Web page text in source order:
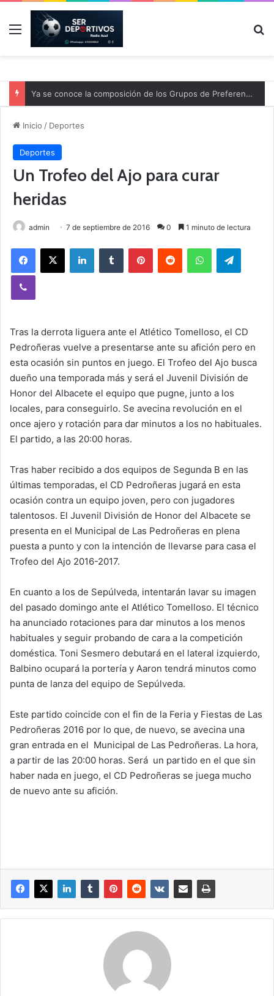
Menú
Ya se conoce la composición de los Grupos de Preferente y el calendario
Inicio / Deportes
Deportes
Un Trofeo del Ajo para curar
heridas
admin 7 de septiembre de 2016 0 1 minuto de lectura
Tras la derrota liguera ante el Atlético Tomelloso, el CD
Pedroñeras vuelve a presentarse ante su afición pero en
esta ocasión sin puntos en juego. El Trofeo del Ajo busca
dueño una temporada más y será el Juvenil División de
Honor del Albacete el equipo que pugne, junto a los
locales, para conseguirlo. Se avecina revolución en el
once ajero y rotación para dar minutos a los no habituales.
El partido, a las 20:00 horas.
Tras haber recibido a dos equipos de Segunda B en las
últimas temporadas, el CD Pedroñeras jugará en esta
ocasión contra un equipo joven, pero con jugadores
talentosos. El Juvenil División de Honor del Albacete se
presenta en el Municipal de Las Pedroñeras en plena
puesta a punto y con la intención de llevarse para casa el
Trofeo del Ajo 2016-2017.
En cuanto a los de Sepúlveda, intentarán lavar su imagen
del pasado domingo ante el Atlético Tomelloso. El técnico
ha anunciado rotaciones para dar minutos a los menos
habituales y seguir probando de cara a la competición
doméstica. Toni Sesmero debutará en el lateral izquierdo,
Balbino ocupará la portería y Aaron tendrá minutos como
punta de lanza del equipo de Sepúlveda.
Este partido coincide con el fin de la Feria y Fiestas de Las
Pedroñeras 2016 por lo que, de nuevo, se avecina una
gran entrada en el Municipal de Las Pedroñeras. La hora,
a partir de las 20:00 horas. Será un partido en el que sin
haber nada en juego, el CD Pedroñeras se juega mucho
de nuevo ante su afición.